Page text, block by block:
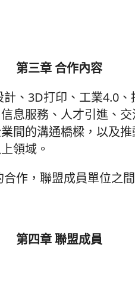
第三章 合作內容
、3D打印、工業4.0
息服務、人才引進、
間的溝通橋樑，以及
領域。
作，聯盟成員單位之
第四章 聯盟成員